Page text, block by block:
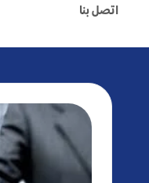
اتصل بنا